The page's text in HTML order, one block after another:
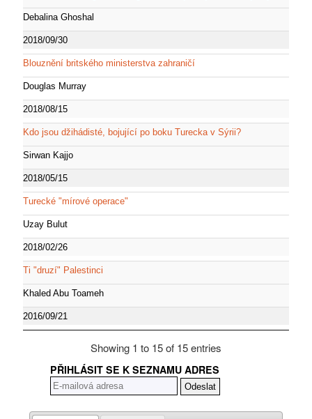
Debalina Ghoshal
2018/09/30
Blouznění britského ministerstva zahraničí
Douglas Murray
2018/08/15
Kdo jsou džihádisté, bojující po boku Turecka v Sýrii?
Sirwan Kajjo
2018/05/15
Turecké "mírové operace"
Uzay Bulut
2018/02/26
Ti "druzí" Palestinci
Khaled Abu Toameh
2016/09/21
Showing 1 to 15 of 15 entries
PŘIHLÁSIT SE K SEZNAMU ADRES